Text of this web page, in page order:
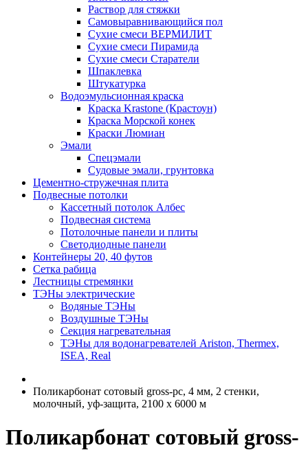
Раствор для стяжки
Самовыравнивающийся пол
Сухие смеси ВЕРМИЛИТ
Сухие смеси Пирамида
Сухие смеси Старатели
Шпаклевка
Штукатурка
Водоэмульсионная краска
Краска Krastone (Крастоун)
Краска Морской конек
Краски Люмиан
Эмали
Спецэмали
Судовые эмали, грунтовка
Цементно-стружечная плита
Подвесные потолки
Кассетный потолок Албес
Подвесная система
Потолочные панели и плиты
Светодиодные панели
Контейнеры 20, 40 футов
Сетка рабица
Лестницы стремянки
ТЭНы электрические
Водяные ТЭНы
Воздушные ТЭНы
Секция нагревательная
ТЭНы для водонагревателей Ariston, Thermex,
ISEA, Real
Поликарбонат сотовый gross-pc, 4 мм, 2 стенки,
молочный, уф-защита, 2100 х 6000 м
Поликарбонат сотовый gross-